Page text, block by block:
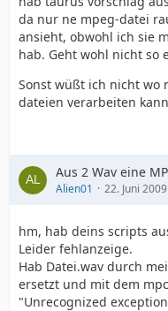
da nur ne mpeg-datei
ansieht, obwohl ich sie
hab. Geht wohl nicht so
Sonst wüßt ich nicht wo
dateien verarbeiten
Aus 2 Wav eine
Alien01 22. Juni
hm, hab deins scripts
Leider fehlanzeige.
Hab Datei.wav durch
ersetzt und mit dem
"Unrecognized